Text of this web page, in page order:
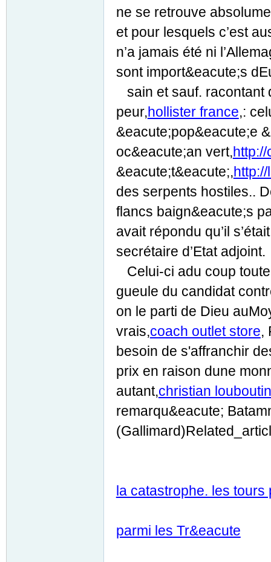
ne se retrouve
et pour lesquels c’est
n’a jamais été ni
sont import&eacute;s
sain et sauf. racontant
peur,hollister france,:
&eacute;pop&eacute;e
oc&eacute;an vert,
&eacute;t&eacute;,
des serpents hostiles..
flancs baign&eacute;s
avait répondu qu’il
secrétaire d’Etat adjoint.
Celui-ci adu coup
gueule du candidat
on le parti de Dieu
vrais,coach outlet store,
besoin de s'affranchir
prix en raison dune
autant,christian
remarqu&eacute;
la catastrophe. les tours
parmi les Tr&eacute